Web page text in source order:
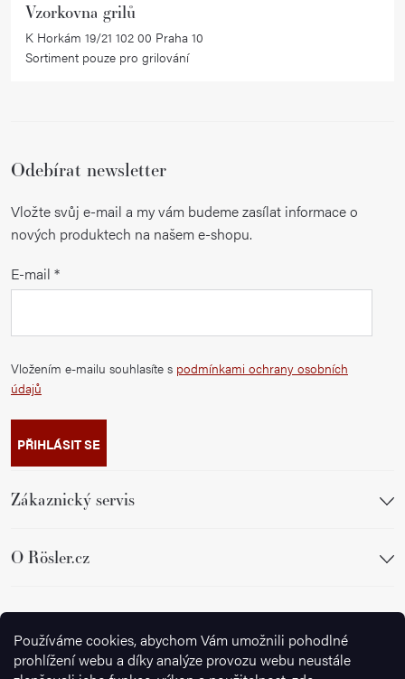
Používáme cookies, abychom Vám umožnili pohodlné
prohlížení webu a díky analýze provozu webu neustále
Vzorkovna grilů
K Horkám 19/21 102 00 Praha 10
Sortiment pouze pro grilování
Odebírat newsletter
Vložte svůj e-mail a my vám budeme zasílat informace o
nových produktech na našem e-shopu.
E-mail
Vložením e-mailu souhlasíte s podmínkami ochrany osobních
údajů
PŘIHLÁSIT SE
Zákaznický servis
O Rösler.cz
Sledujte nás